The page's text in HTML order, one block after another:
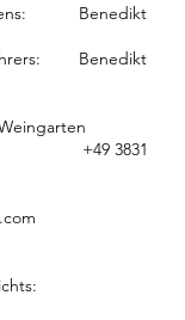
Benedikt
Benedikt
+49 3831